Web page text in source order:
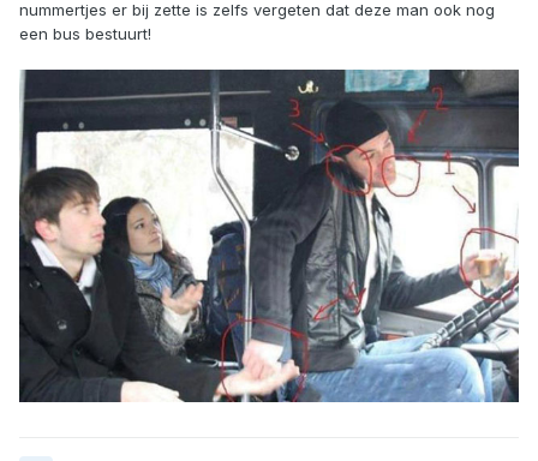
nummertjes er bij zette is zelfs vergeten dat deze man ook nog
een bus bestuurt!